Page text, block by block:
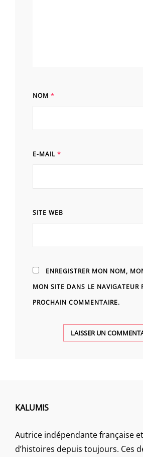
NOM *
E-MAIL *
SITE WEB
ENREGISTRER MON NOM,
MON SITE DANS LE NAVIGATEUR
PROCHAIN COMMENTAIRE.
KALUMIS
Autrice indépendante française
d’histoires depuis toujours. Ces